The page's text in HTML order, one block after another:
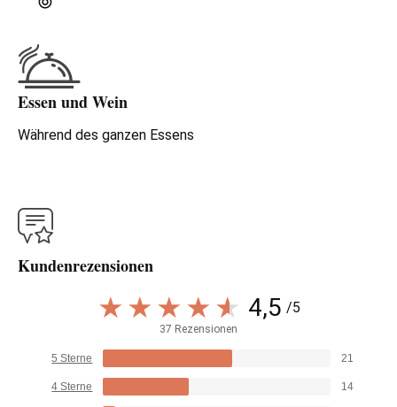
Essen und Wein
Während des ganzen Essens
Kundenrezensionen
4,5 /5
37 Rezensionen
5 Sterne 21
4 Sterne 14